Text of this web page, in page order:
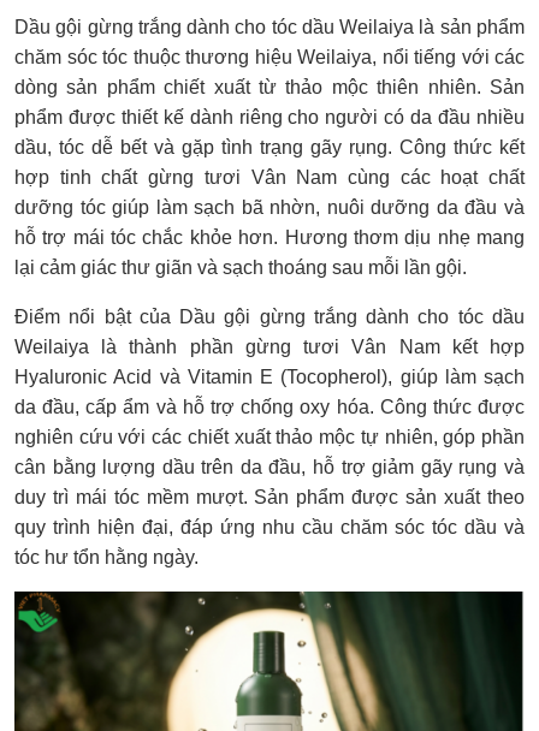
Dầu gội gừng trắng dành cho tóc dầu Weilaiya là sản phẩm
chăm sóc tóc thuộc thương hiệu Weilaiya, nổi tiếng với các
dòng sản phẩm chiết xuất từ thảo mộc thiên nhiên. Sản
phẩm được thiết kế dành riêng cho người có da đầu nhiều
dầu, tóc dễ bết và gặp tình trạng gãy rụng. Công thức kết
hợp tinh chất gừng tươi Vân Nam cùng các hoạt chất
dưỡng tóc giúp làm sạch bã nhờn, nuôi dưỡng da đầu và
hỗ trợ mái tóc chắc khỏe hơn. Hương thơm dịu nhẹ mang
lại cảm giác thư giãn và sạch thoáng sau mỗi lần gội.
Điểm nổi bật của Dầu gội gừng trắng dành cho tóc dầu
Weilaiya là thành phần gừng tươi Vân Nam kết hợp
Hyaluronic Acid và Vitamin E (Tocopherol), giúp làm sạch
da đầu, cấp ẩm và hỗ trợ chống oxy hóa. Công thức được
nghiên cứu với các chiết xuất thảo mộc tự nhiên, góp phần
cân bằng lượng dầu trên da đầu, hỗ trợ giảm gãy rụng và
duy trì mái tóc mềm mượt. Sản phẩm được sản xuất theo
quy trình hiện đại, đáp ứng nhu cầu chăm sóc tóc dầu và
tóc hư tổn hằng ngày.